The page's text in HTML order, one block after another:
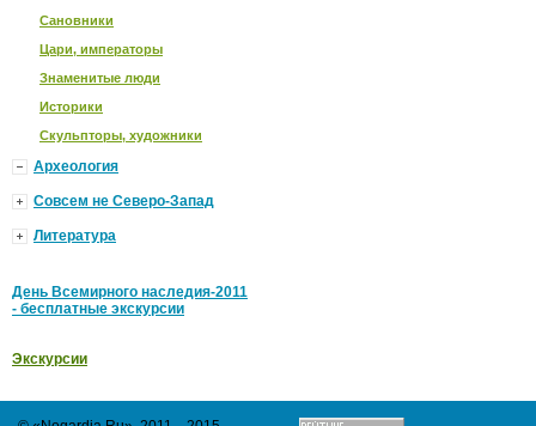
Сановники
Цари, императоры
Знаменитые люди
Историки
Скульпторы, художники
Археология
Совсем не Северо-Запад
Литература
День Всемирного наследия-2011
- бесплатные экскурсии
Экскурсии